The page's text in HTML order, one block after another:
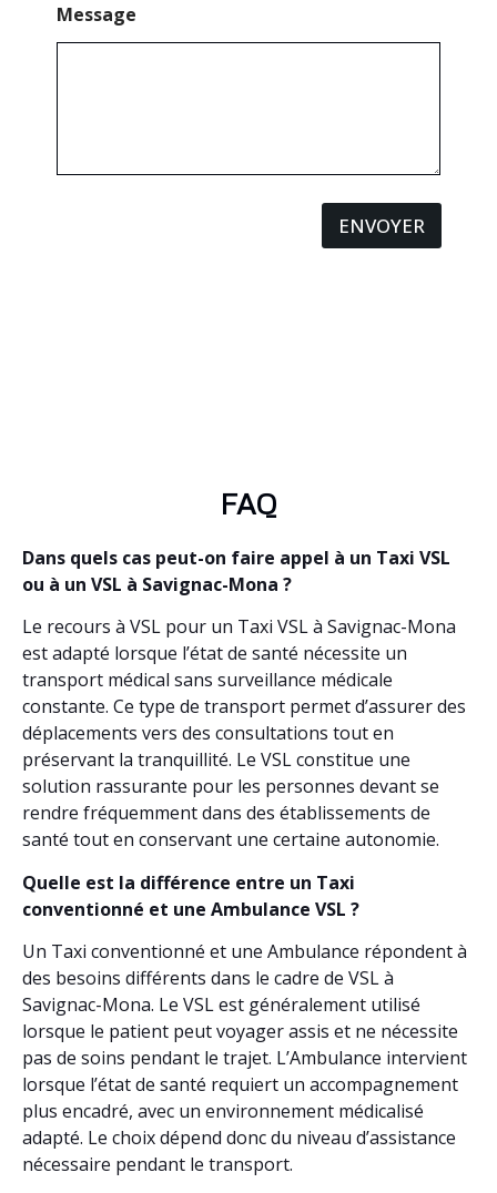
Message
ENVOYER
FAQ
Dans quels cas peut-on faire appel à un Taxi VSL
ou à un VSL à Savignac-Mona ?
Le recours à VSL pour un Taxi VSL à Savignac-Mona
est adapté lorsque l’état de santé nécessite un
transport médical sans surveillance médicale
constante. Ce type de transport permet d’assurer des
déplacements vers des consultations tout en
préservant la tranquillité. Le VSL constitue une
solution rassurante pour les personnes devant se
rendre fréquemment dans des établissements de
santé tout en conservant une certaine autonomie.
Quelle est la différence entre un Taxi
conventionné et une Ambulance VSL ?
Un Taxi conventionné et une Ambulance répondent à
des besoins différents dans le cadre de VSL à
Savignac-Mona. Le VSL est généralement utilisé
lorsque le patient peut voyager assis et ne nécessite
pas de soins pendant le trajet. L’Ambulance intervient
lorsque l’état de santé requiert un accompagnement
plus encadré, avec un environnement médicalisé
adapté. Le choix dépend donc du niveau d’assistance
nécessaire pendant le transport.